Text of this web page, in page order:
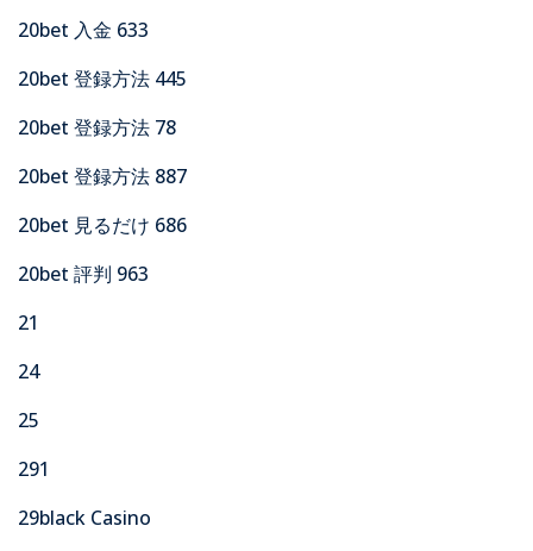
20bet 入金 633
20bet 登録方法 445
20bet 登録方法 78
20bet 登録方法 887
20bet 見るだけ 686
20bet 評判 963
21
24
25
291
29black Casino